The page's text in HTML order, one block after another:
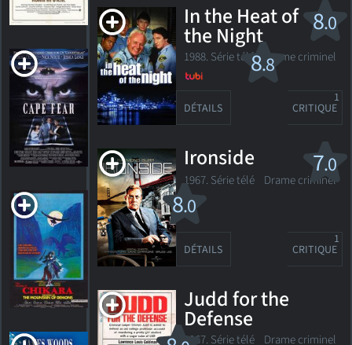
HORAIRESDÉTAILSCRITIQUES
8.8
Cape Fear
R 1991. 2h08m Suspense/horreur
HORAIRES DÉTAILS CRITIQUES
8.0
Chikara
1977. 1h54m Horreur
HORAIRESDÉTAILSCRITIQUE
8.0
In the Heat of
the Night
1988. Série téléDrame criminel
DÉTAILS CRITIQUE
1
7.0
Ironside
1967. Série télé Drame criminel
DÉTAILS CRITIQUE
1
Judd for the
Defense
1967. Série télé Drame criminel